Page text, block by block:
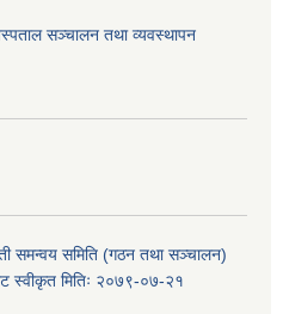
सञ्चालन तथा व्यवस्थापन
समन्वय समिति (गठन तथा सञ्चालन)
स्वीकृत मितिः २०७९-०७-२१